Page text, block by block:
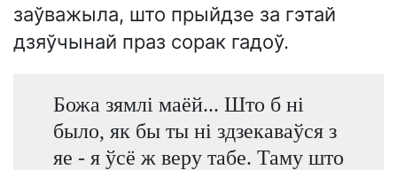
заўважыла, што прыйдзе за гэтай
дзяўчынай праз сорак гадоў.
Божа зямлі маёй... Што б ні
было, як бы ты ні здзекаваўся з
яе - я ўсё ж веру табе. Таму што